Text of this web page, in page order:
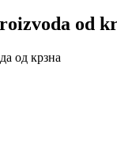
od
од крзна